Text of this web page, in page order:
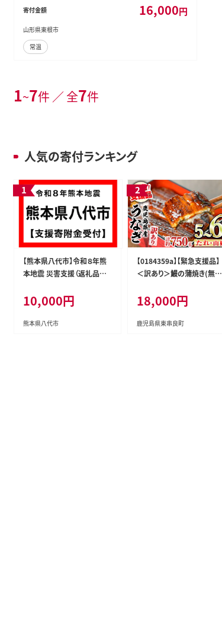
寄付金額 16,000円
山形県東根市
常温
1~7件 ／ 全7件
人気の寄付ランキング
【熊本県八代市】令和８年熊
本地震 災害支援（返礼品な
10,000円
熊本県八代市
【0184359a】【緊急支援品】
＜訳あり＞鰻の蒲焼き(無頭)
椒付) うなぎ ウナギ 鰻 国産
蒲焼 蒲焼き たれ 鹿児島 ふ
るさと 人気 支援 【アクアお
18,000円
鹿児島県東串良町